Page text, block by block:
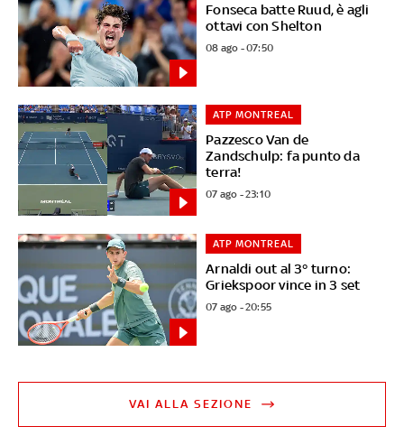
Fonseca batte Ruud, è agli
ottavi con Shelton
08 ago - 07:50
Pazzesco Van de
Zandschulp: fa punto da
terra!
ATP MONTREAL
07 ago - 23:10
Arnaldi out al 3° turno:
Griekspoor vince in 3 set
ATP MONTREAL
07 ago - 20:55
VAI ALLA SEZIONE